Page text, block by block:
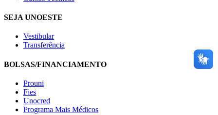
SEJA UNOESTE
Vestibular
Transferência
BOLSAS/FINANCIAMENTO
Prouni
Fies
Unocred
Programa Mais Médicos